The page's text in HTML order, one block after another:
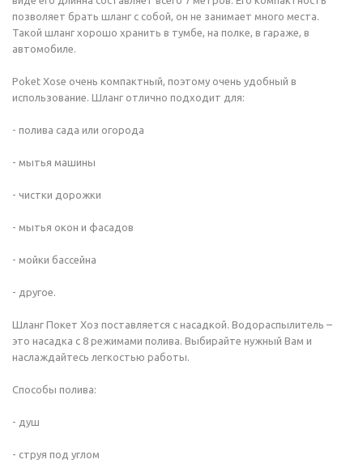
позволяет брать шланг с собой, он не занимает много места.
Такой шланг хорошо хранить в тумбе, на полке, в гараже, в
автомобиле.
Poket Xose очень компактный, поэтому очень удобный в
использование. Шланг отлично подходит для:
- полива сада или огорода
- мытья машины
- чистки дорожки
- мытья окон и фасадов
- мойки бассейна
- другое.
Шланг Покет Хоз поставляется с насадкой. Водораспылитель –
это насадка с 8 режимами полива. Выбирайте нужный Вам и
наслаждайтесь легкостью работы.
Способы полива:
- душ
- струя под углом